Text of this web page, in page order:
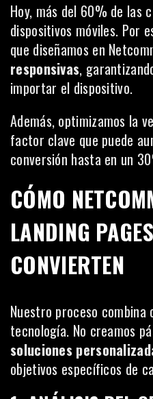
Hoy, más del 60% de las
dispositivos móviles. Por
que diseñamos en
responsivas,
importar el dispositivo.
Además, optimizamos la
factor clave que puede
conversión hasta en un
CÓMO
LANDING
CONVIERTEN
Nuestro proceso
tecnología. No creamos
soluciones
objetivos específicos de